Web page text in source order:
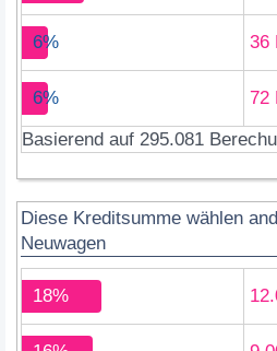
6% 36
6%
72
Basierend auf 295.081
Diese Kreditsumme wählen
Neuwagen
18%